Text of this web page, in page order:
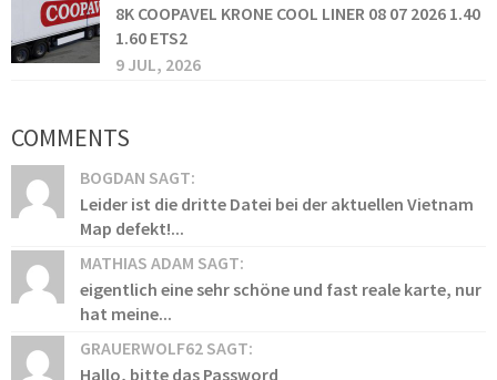
8K COOPAVEL KRONE COOL LINER 08 07 2026 1.40
1.60 ETS2
9 JUL, 2026
COMMENTS
BOGDAN SAGT:
Leider ist die dritte Datei bei der aktuellen Vietnam
Map defekt!...
MATHIAS ADAM SAGT:
eigentlich eine sehr schöne und fast reale karte, nur
hat meine...
GRAUERWOLF62 SAGT:
Hallo, bitte das Password